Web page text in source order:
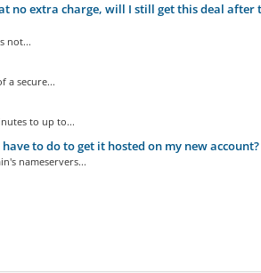
no extra charge, will I still get this deal after
not...
a secure...
to up to...
to do to get it hosted on my new account?
nameservers...